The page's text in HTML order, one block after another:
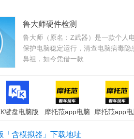
鲁大师硬件检测
鲁大师（原名：Z武器）是一款个人
保护电脑稳定运行，清查电脑病毒
鼻祖，如今凭借一款...
键盘电脑版
卓版
摩托范app电脑
电脑版
摩托范app电
「含模拟器」下载地址